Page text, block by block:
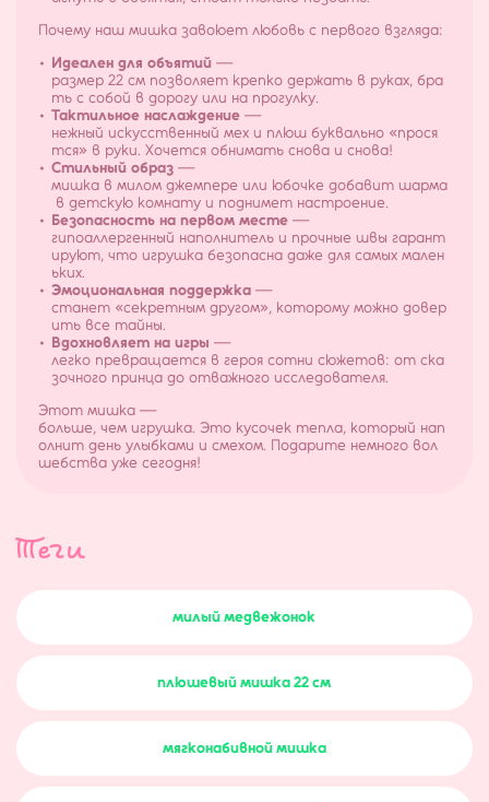
Почему наш мишка завоюет любовь с первого взгляда:
Идеален для объятий—
размер 22 см позволяет крепко держать в руках, бра
ть с собой в дорогу или на прогулку.
Тактильное наслаждение—
нежный искусственный мех и плюш буквально «прося
тся» в руки. Хочется обнимать снова и снова!
Стильный образ—
мишка в милом джемпере или юбочке добавит шарма
в детскую комнату и поднимет настроение.
Безопасность на первом месте—
гипоаллергенный наполнитель и прочные швы гарант
ируют, что игрушка безопасна даже для самых мален
ьких.
Эмоциональная поддержка—
станет «секретным другом», которому можно довер
ить все тайны.
Вдохновляет на игры —
легко превращается в героя сотни сюжетов: от ска
зочного принца до отважного исследователя.
Этот мишка —
больше, чем игрушка. Это кусочек тепла, который нап
олнит день улыбками и смехом. Подарите немного вол
шебства уже сегодня!
теги
милый медвежонок
плюшевый мишка 22 см
мягконабивной мишка